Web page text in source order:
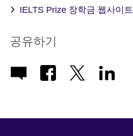
IELTS Prize 장학금 웹사이트
공유하기